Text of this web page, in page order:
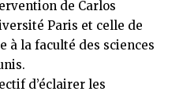
de Carlos
Paris et celle de
à la faculté des sciences
d’éclairer les